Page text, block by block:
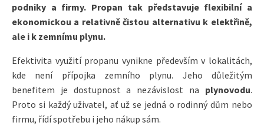
podniky a firmy. Propan tak představuje flexibilní a
ekonomickou a relativně čistou alternativu k elektřině,
ale i k zemnímu plynu.
Efektivita využití propanu vynikne především v lokalitách,
kde není přípojka zemního plynu. Jeho důležitým
benefitem je dostupnost a nezávislost na plynovodu.
Proto si každý uživatel, ať už se jedná o rodinný dům nebo
firmu, řídí spotřebu i jeho nákup sám.